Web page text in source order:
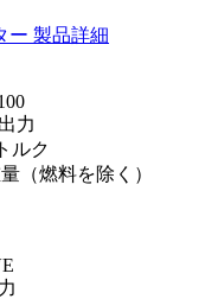
ー 製品詳細
力
ルク
（燃料を除く）